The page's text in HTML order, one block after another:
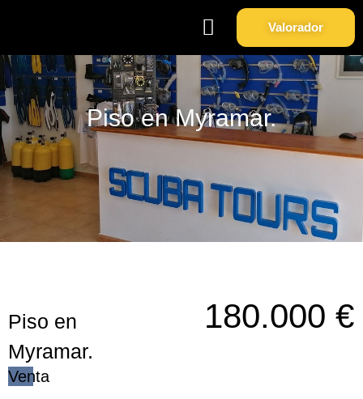
Valorador
Piso en Myramar.
Piso en
Myramar.
180.000 €
Venta